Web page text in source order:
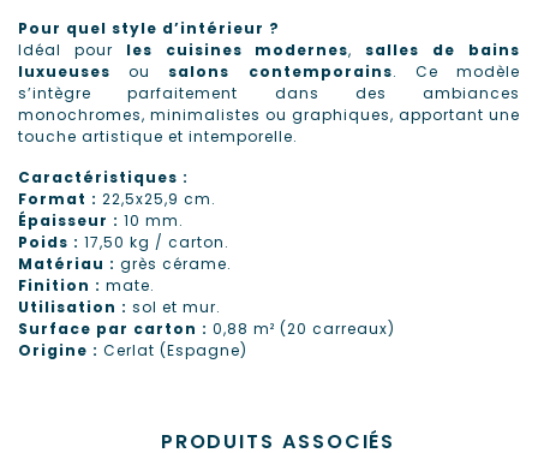
Pour quel style d’intérieur ?
Idéal pour les cuisines modernes, salles de bains
luxueuses ou salons contemporains. Ce modèle
s’intègre parfaitement dans des ambiances
monochromes, minimalistes ou graphiques, apportant une
touche artistique et intemporelle.
Caractéristiques :
Format : 22,5x25,9 cm.
Épaisseur : 10 mm.
Poids : 17,50 kg / carton.
Matériau : grès cérame.
Finition : mate.
Utilisation : sol et mur.
Surface par carton : 0,88 m² (20 carreaux)
Origine : Cerlat (Espagne)
PRODUITS ASSOCIÉS